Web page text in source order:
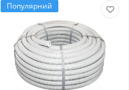
Популярний